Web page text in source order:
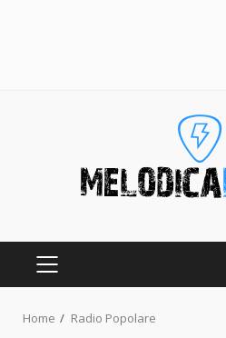
PRIMARY
Home Radio Popolare